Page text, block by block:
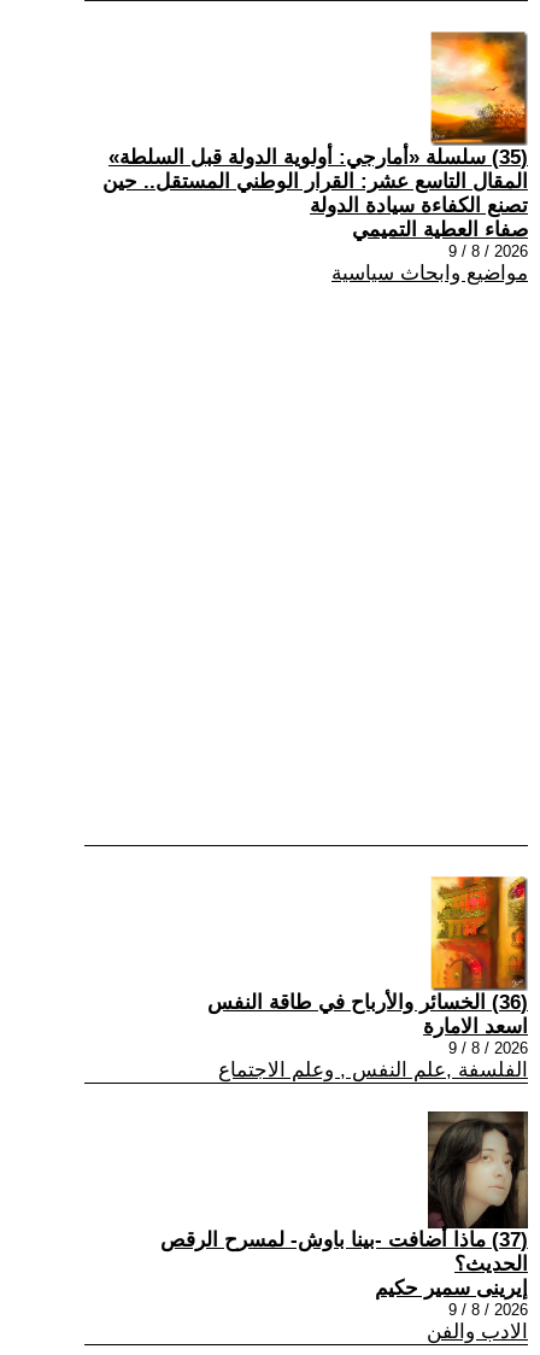
(35) سلسلة «أمارجي: أولوية الدولة قبل السلطة»
المقال التاسع عشر: القرار الوطني المستقل.. حين
تصنع الكفاءة سيادة الدولة
صفاء العطية التميمي
2026 / 8 / 9
مواضيع وابحاث سياسية
(36) الخسائر والأرباح في طاقة النفس
اسعد الامارة
2026 / 8 / 9
الفلسفة ,علم النفس , وعلم الاجتماع
(37) ماذا أضافت -بينا باوش- لمسرح الرقص
الحديث؟
إيرينى سمير حكيم
2026 / 8 / 9
الادب والفن